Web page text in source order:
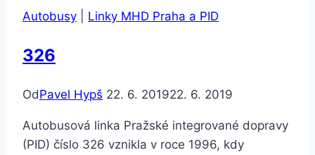
Autobusy Linky MHD Praha a PID
326
OdPavel Hypš 22. 6. 201922. 6. 2019
Autobusová linka Pražské integrované dopravy
(PID) číslo 326 vznikla v roce 1996, kdy